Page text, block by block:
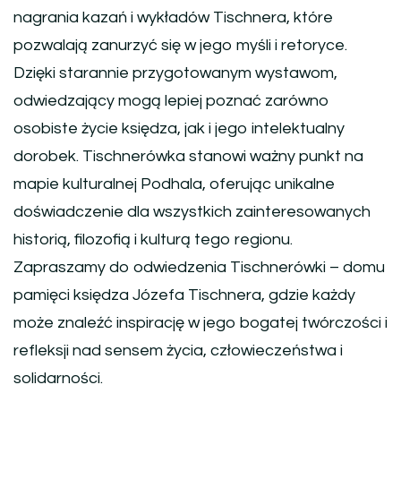
nagrania kazań i wykładów Tischnera, które
pozwalają zanurzyć się w jego myśli i retoryce.
Dzięki starannie przygotowanym wystawom,
odwiedzający mogą lepiej poznać zarówno
osobiste życie księdza, jak i jego intelektualny
dorobek. Tischnerówka stanowi ważny punkt na
mapie kulturalnej Podhala, oferując unikalne
doświadczenie dla wszystkich zainteresowanych
historią, filozofią i kulturą tego regionu.
Zapraszamy do odwiedzenia Tischnerówki – domu
pamięci księdza Józefa Tischnera, gdzie każdy
może znaleźć inspirację w jego bogatej twórczości i
refleksji nad sensem życia, człowieczeństwa i
solidarności.